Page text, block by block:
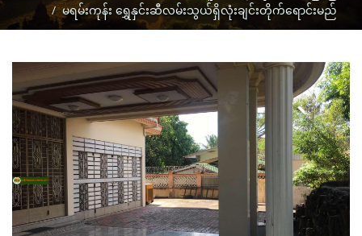
မရမ်းကုန်း ရွှေနှင်းဆီလမ်းသွယ်ရှိလုံးချင်းတိုက်ရောင်းမည်